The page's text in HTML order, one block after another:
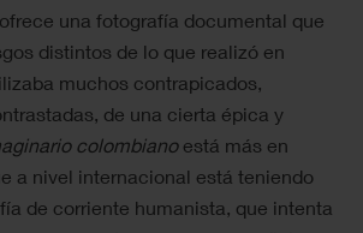
una fotografía documental que
distintos de lo que realizó en
muchos contrapicados,
de una cierta épica y
colombianoestá más en
a nivel internacional está teniendo
de corriente humanista, que intenta